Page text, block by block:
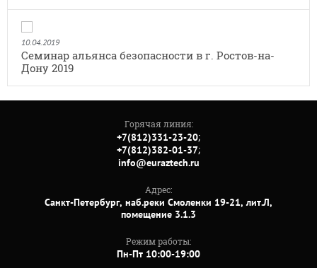
10.04.2019
Семинар альянса безопасности в г. Ростов-на-
Дону 2019
Горячая линия:
+7(812)331-23-20;
+7(812)382-01-37;
info@euraztech.ru
Адрес:
Санкт-Петербург, наб.реки Смоленки 19-21, лит.Л,
помещение 3.1.3
Режим работы:
Пн-Пт 10:00-19:00